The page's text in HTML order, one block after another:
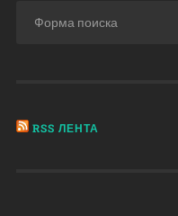
RSS ЛЕНТА